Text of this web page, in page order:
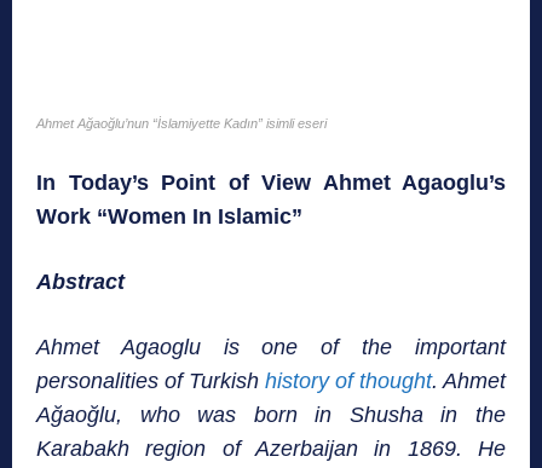
Ahmet Ağaoğlu’nun “İslamiyette Kadın” isimli eseri
In Today’s Point of View Ahmet Agaoglu’s
Work “Women In Islamic”
Abstract
Ahmet Agaoglu is one of the important
personalities of Turkish history of thought. Ahmet
Ağaoğlu, who was born in Shusha in the
Karabakh region of Azerbaijan in 1869. He